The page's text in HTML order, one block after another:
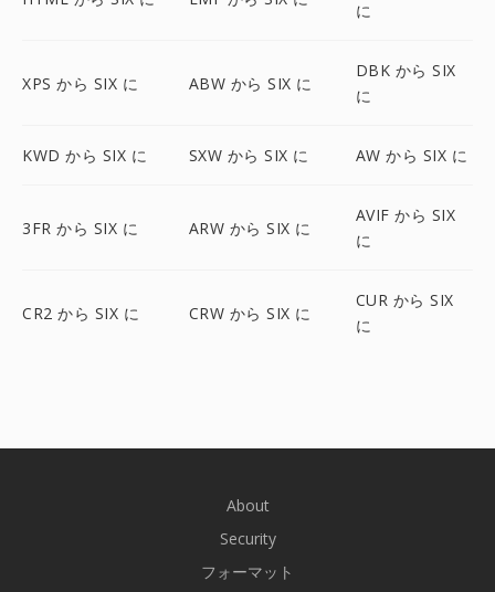
に
XPS から SIX に ABW から SIX に
DBK から SIX
に
KWD から SIX に SXW から SIX に AW から SIX に
3FR から SIX に ARW から SIX に
AVIF から SIX
に
CR2 から SIX に CRW から SIX に
CUR から SIX
に
About
Security
フォーマット